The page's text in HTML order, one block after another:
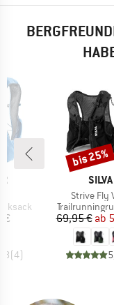
€
(4)
MARKE
SILVA
Artikel
Strive Fly
69,95 € ab
Rabatt
bis 25%